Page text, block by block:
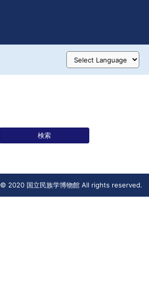
検索
© 2020 国立民族学博物館 All rights reserved.